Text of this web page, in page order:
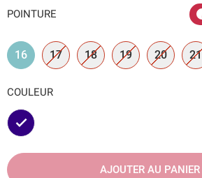
POINTURE
16 17 18 19 20 21
COULEUR
Marine
AJOUTER AU PANIER